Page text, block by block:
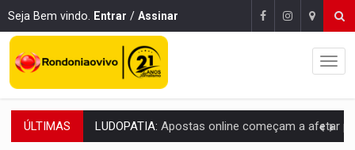
Seja Bem vindo. Entrar / Assinar
ÚLTIMAS REFLORESTAMENTO: Plantar árvores não será mais suficiente para